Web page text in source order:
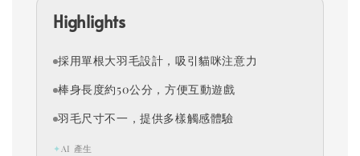
Highlights
採用單根大羽毛設計，吸引貓咪注意力
棒身長度約50公分，方便互動遊戲
羽毛尺寸不一，提供多樣觸感體驗
✦ AI 產生